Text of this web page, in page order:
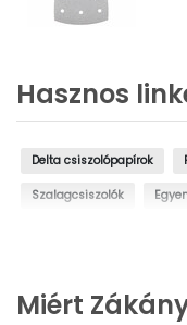
Hasznos
Delta csiszolópapírok
Szalagcsiszolók
Köszörűgépek
Miért